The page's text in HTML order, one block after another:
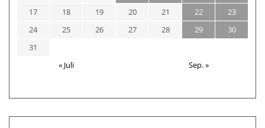
17
18 19 20 21 22
23
24
25 26 27 28 29
30
31
« Juli
Sep. »